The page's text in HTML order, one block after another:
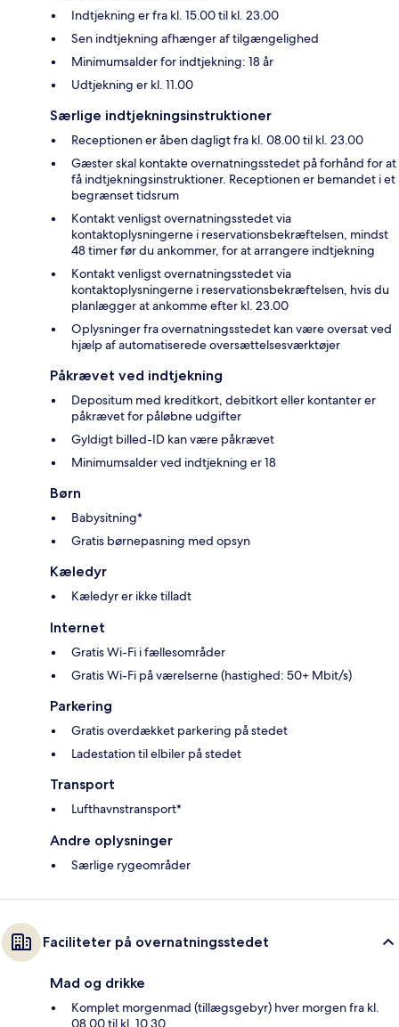
Indtjekning er fra kl. 15.00 til kl. 23.00
Sen indtjekning afhænger af tilgængelighed
Minimumsalder for indtjekning: 18 år
Udtjekning er kl. 11.00
Særlige indtjekningsinstruktioner
Receptionen er åben dagligt fra kl. 08.00 til kl. 23.00
Gæster skal kontakte overnatningsstedet på forhånd for at
få indtjekningsinstruktioner. Receptionen er bemandet i et
begrænset tidsrum
Kontakt venligst overnatningsstedet via
kontaktoplysningerne i reservationsbekræftelsen, mindst
48 timer før du ankommer, for at arrangere indtjekning
Kontakt venligst overnatningsstedet via
kontaktoplysningerne i reservationsbekræftelsen, hvis du
planlægger at ankomme efter kl. 23.00
Oplysninger fra overnatningsstedet kan være oversat ved
hjælp af automatiserede oversættelsesværktøjer
Påkrævet ved indtjekning
Depositum med kreditkort, debitkort eller kontanter er
påkrævet for påløbne udgifter
Gyldigt billed-ID kan være påkrævet
Minimumsalder ved indtjekning er 18
Børn
Babysitning*
Gratis børnepasning med opsyn
Kæledyr
Kæledyr er ikke tilladt
Internet
Gratis Wi-Fi i fællesområder
Gratis Wi-Fi på værelserne (hastighed: 50+ Mbit/s)
Parkering
Gratis overdækket parkering på stedet
Ladestation til elbiler på stedet
Transport
Lufthavnstransport*
Andre oplysninger
Særlige rygeområder
Faciliteter på overnatningsstedet
Mad og drikke
Komplet morgenmad (tillægsgebyr) hver morgen fra kl.
08.00 til kl. 10.30